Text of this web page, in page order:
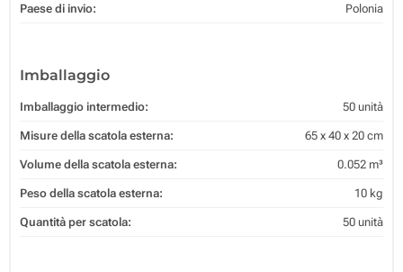
Paese di invio: Polonia
Imballaggio
Imballaggio intermedio: 50 unità
Misure della scatola esterna: 65 x 40 x 20 cm
Volume della scatola esterna: 0.052 m³
Peso della scatola esterna: 10 kg
Quantità per scatola: 50 unità